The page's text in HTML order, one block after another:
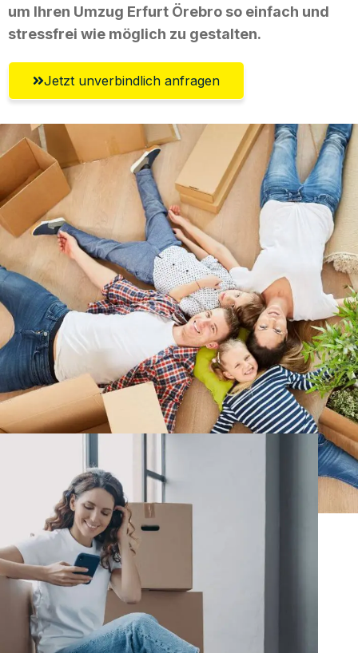
um Ihren Umzug Erfurt Örebro so einfach und
stressfrei wie möglich zu gestalten.
Jetzt unverbindlich anfragen